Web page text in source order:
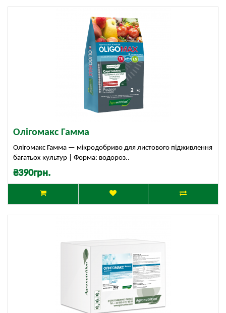
Олігомакс Гамма
Олігомакс Гамма — мікродобриво для листового підживлення
багатьох культур | Форма: водороз..
₴390грн.